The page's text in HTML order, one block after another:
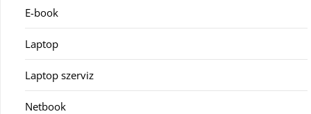
E-book
Laptop
Laptop szerviz
Netbook